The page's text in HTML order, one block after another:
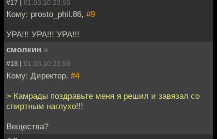
#17 | 01.03.10 23:56
Кому: prosto_phil.86, #9
УРА!!! УРА!!! УРА!!!
смолкин »
#18 | 01.03.10 23:58
Кому: Директор, #4
> Камрады поздравьте меня я решил и завязал со
спиртным наглухо!!!
Вещества?